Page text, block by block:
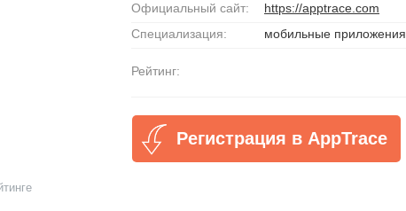
Официальный сайт:
https://apptrace.com
Специализация:
мобильные приложения
Рейтинг:
Регистрация в AppTrace